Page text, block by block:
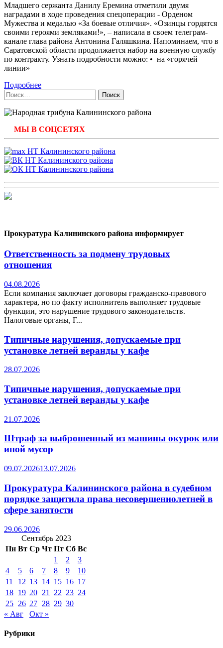
Младшего сержанта Данилу Еремина отметили двумя
наградами в ходе проведения спецоперации - Орденом
Мужества и медалью «За боевые отличия». «Озинцы гордятся
своими героями земляками!», – написала в своем телеграм-
канале глава района Антонина Галяшкина. Напоминаем, что в
Саратовской области продолжается набор на военную службу
по контракту. Узнать подробности можно: • на «горячей
линии»
Подробнее
Найти:
МЫ В СОЦСЕТЯХ
Прокуратура Калининского района информирует
Ответственность за подмену трудовых
отношения
04.08.2026
Если компания заключает договоры гражданско-правового
характера, но по факту исполнитель выполняет трудовые
функции, это нарушение трудового законодательств.
Налоговые органы, Г...
Типичные нарушения, допускаемые при
установке летней веранды у кафе
28.07.2026
Типичные нарушения, допускаемые при
установке летней веранды у кафе
21.07.2026
Штраф за выброшенный из машины окурок или
иной мусор
09.07.202613.07.2026
Прокуратура Калининского района в судебном
порядке защитила права несовершеннолетней в
сфере занятости
29.06.2026
Сентябрь 2023
Пн Вт Ср Чт Пт Сб Вс
1
2
3
4
5 6 7 8 9
10
11
12 13 14 15 16 17
18 19 20 21 22 23 24
25 26 27 28 29 30
« Авг
Окт »
Рубрики